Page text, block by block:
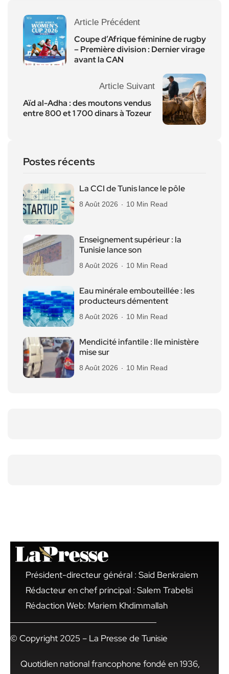
Article Précédent
Coupe d’Afrique féminine de rugby
– Première division : Dernier virage
avant la CAN
Article Suivant
Aïd al-Adha : des moutons vendus
entre 800 et 1 700 dinars à Tozeur
Postes récents
La CCI de Tunis lance le pôle
8 Août 2026 10 Min Read
Enseignement supérieur : la
Tunisie lance son
8 Août 2026 10 Min Read
Eau minérale embouteillée : les
producteurs démentent
8 Août 2026 10 Min Read
Mendicité infantile : lle ministère
mise sur
8 Août 2026 10 Min Read
Président-directeur général : Said Benkraiem
Rédacteur en chef principal : Salem Trabelsi
Rédaction Web: Mariem Khdimmallah
© Copyright 2025 – La Presse de Tunisie
Quotidien national francophone fondé en 1936,